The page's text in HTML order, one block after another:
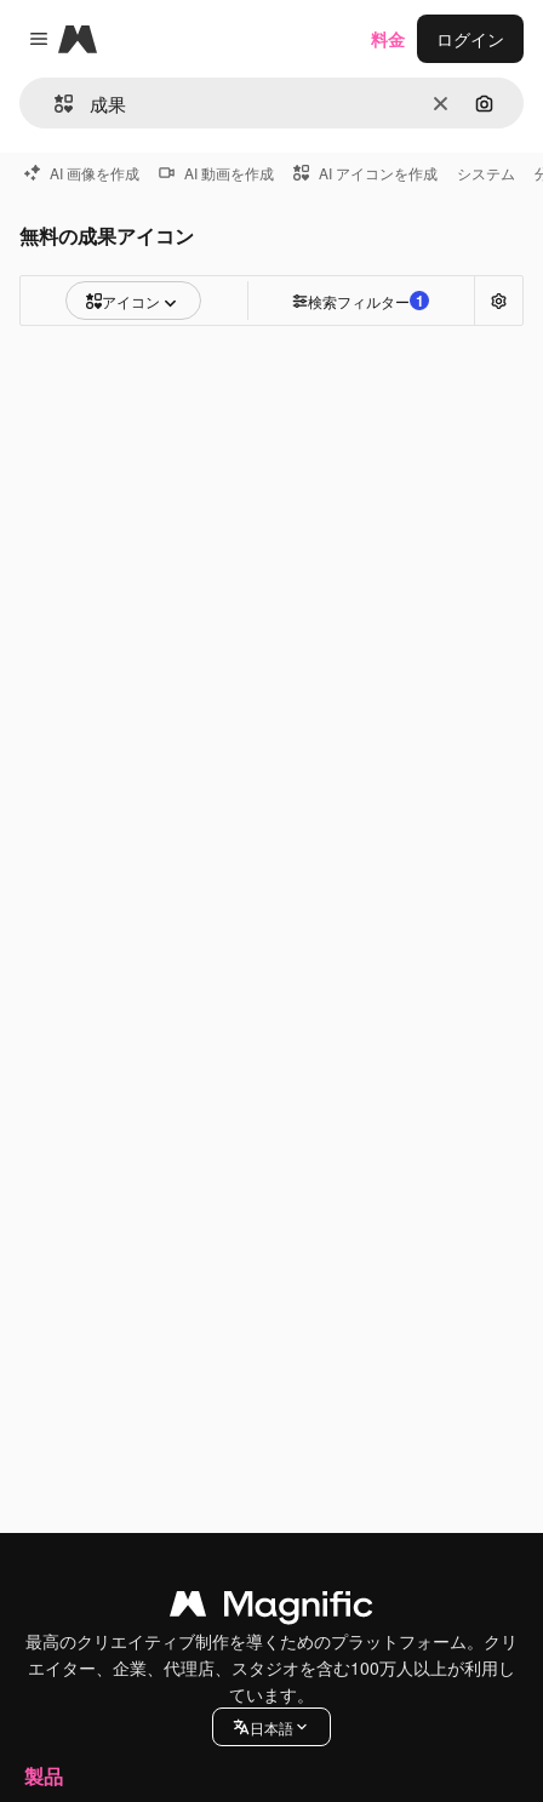
Close menu
Magnific
消去 画像で
料金 ログイン
AI 画像を作成 AI 動画を作成 AI アイコンを作成 システム
無料の成果アイコン
アイコン 検索フィルター 1
最高のクリエイティブ制作を導くためのプラットフォーム。クリ
エイター、企業、代理店、スタジオを含む100万人以上が利用し
ています。
日本語
製品